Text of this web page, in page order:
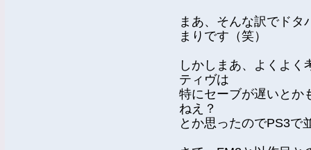
まあ、そんな訳でドタ
まりです（笑）
しかしまあ、よくよく
ティヴは
特にセーブが遅いとか
ねえ？
とか思ったのでPS3で